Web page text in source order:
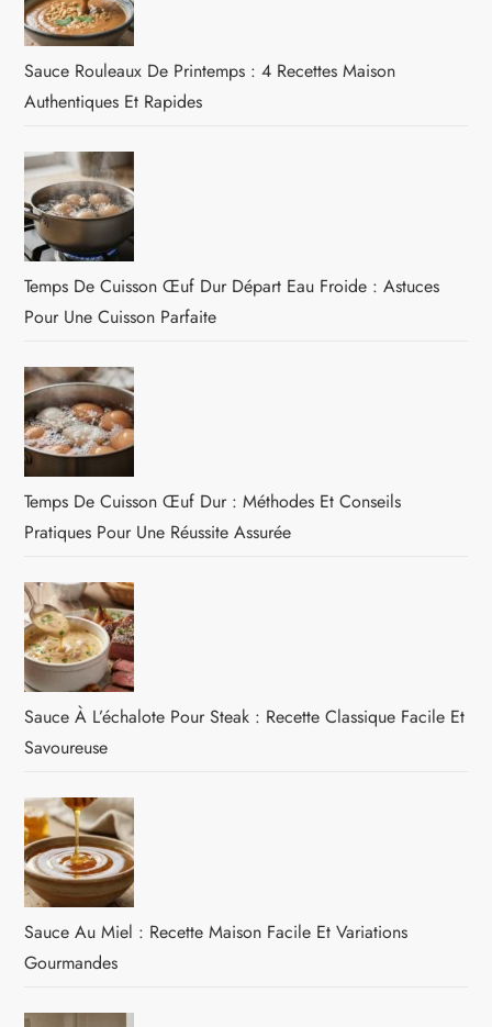
Sauce Rouleaux De Printemps : 4 Recettes Maison
Authentiques Et Rapides
Temps De Cuisson Œuf Dur Départ Eau Froide : Astuces
Pour Une Cuisson Parfaite
Temps De Cuisson Œuf Dur : Méthodes Et Conseils
Pratiques Pour Une Réussite Assurée
Sauce À L’échalote Pour Steak : Recette Classique Facile Et
Savoureuse
Sauce Au Miel : Recette Maison Facile Et Variations
Gourmandes